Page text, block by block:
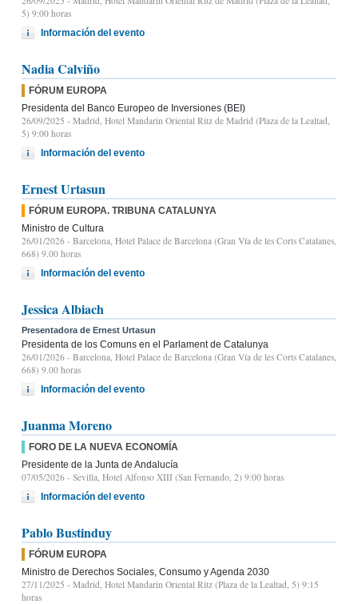
5) 9:00 horas
Información del evento
Nadia Calviño
FÓRUM EUROPA
Presidenta del Banco Europeo de Inversiones (BEI)
26/09/2025 - Madrid, Hotel Mandarin Oriental Ritz de Madrid (Plaza de la Lealtad,
5) 9:00 horas
Información del evento
Ernest Urtasun
FÓRUM EUROPA. TRIBUNA CATALUNYA
Ministro de Cultura
26/01/2026 - Barcelona, Hotel Palace de Barcelona (Gran Vía de les Corts Catalanes,
668) 9.00 horas
Información del evento
Jessica Albiach
Presentadora de Ernest Urtasun
Presidenta de los Comuns en el Parlament de Catalunya
26/01/2026 - Barcelona, Hotel Palace de Barcelona (Gran Vía de les Corts Catalanes,
668) 9.00 horas
Información del evento
Juanma Moreno
FORO DE LA NUEVA ECONOMÍA
Presidente de la Junta de Andalucía
07/05/2026 - Sevilla, Hotel Alfonso XIII (San Fernando, 2) 9:00 horas
Información del evento
Pablo Bustinduy
FÓRUM EUROPA
Ministro de Derechos Sociales, Consumo y Agenda 2030
27/11/2025 - Madrid, Hotel Mandarin Oriental Ritz (Plaza de la Lealtad, 5) 9:15
horas